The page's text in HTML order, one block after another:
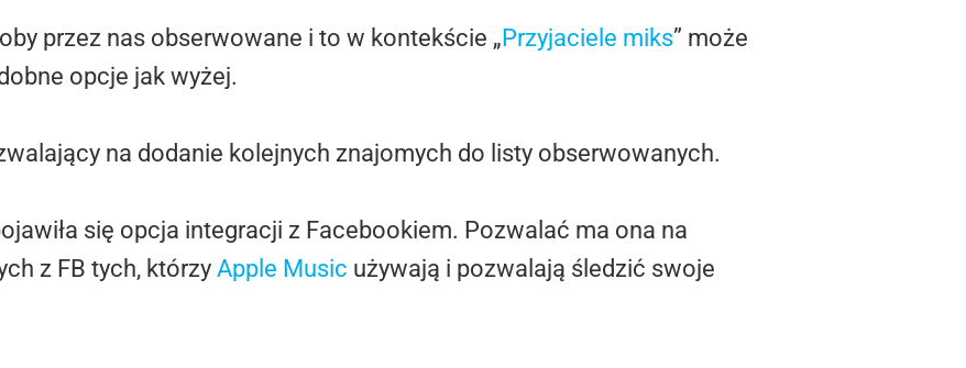
przez nas obserwowane i to w kontekście „Przyjaciele miks” może
opcje jak wyżej.
na dodanie kolejnych znajomych do listy obserwowanych.
się opcja integracji z Facebookiem. Pozwalać ma ona na
z FB tych, którzy Apple Music używają i pozwalają śledzić swoje